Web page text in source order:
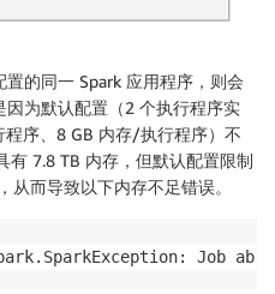
的同一 Spark 应用程序，则会
为默认配置（2 个执行程序实
序、8 GB 内存/执行程序）不
有 7.8 TB 内存，但默认配置限制
从而导致以下内存不足错误。
Job